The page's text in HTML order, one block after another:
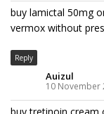
buy lamictal 50mg
vermox without
Reply
Auizul
10 November